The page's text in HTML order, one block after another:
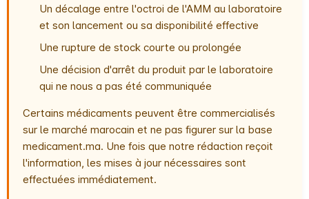
Un décalage entre l'octroi de l'AMM au laboratoire
et son lancement ou sa disponibilité effective
Une rupture de stock courte ou prolongée
Une décision d'arrêt du produit par le laboratoire
qui ne nous a pas été communiquée
Certains médicaments peuvent être commercialisés
sur le marché marocain et ne pas figurer sur la base
medicament.ma. Une fois que notre rédaction reçoit
l'information, les mises à jour nécessaires sont
effectuées immédiatement.